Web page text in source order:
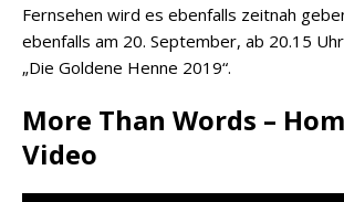
Fernsehen wird es ebenfalls zeitnah
ebenfalls am 20. September, ab 20.15
„Die Goldene Henne 2019“.
More Than Words –
Video